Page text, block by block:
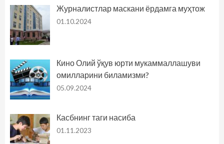
Журналистлар маскани ёрдамга муҳтож
01.10.2024
Кино Олий ўқув юрти мукаммаллашуви
омилларини биламизми?
05.09.2024
Касбнинг таги насиба
01.11.2023